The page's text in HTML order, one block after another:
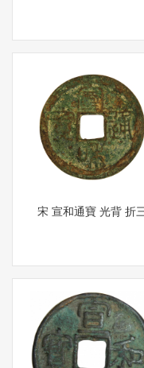
宋 宣和通寶 光背 折